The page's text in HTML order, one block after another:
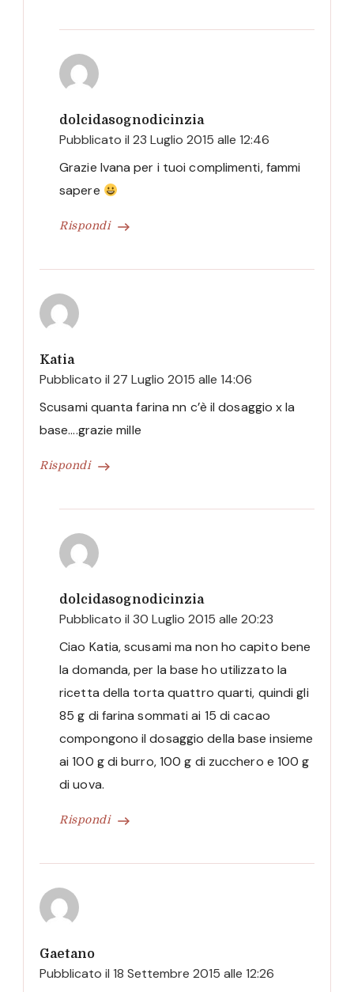
dolcidasognodicinzia
Pubblicato il 23 Luglio 2015 alle 12:46
Rispondi
Grazie Ivana per i tuoi complimenti, fammi
sapere
Katia
Pubblicato il 27 Luglio 2015 alle 14:06
Rispondi
Scusami quanta farina nn c’è il dosaggio x la
base….grazie mille
dolcidasognodicinzia
Pubblicato il 30 Luglio 2015 alle 20:23
Rispondi
Ciao Katia, scusami ma non ho capito bene
la domanda, per la base ho utilizzato la
ricetta della torta quattro quarti, quindi gli
85 g di farina sommati ai 15 di cacao
compongono il dosaggio della base insieme
ai 100 g di burro, 100 g di zucchero e 100 g
di uova.
Gaetano
Pubblicato il 18 Settembre 2015 alle 12:26